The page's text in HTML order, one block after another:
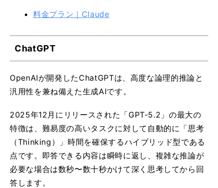
料金プラン｜Claude
ChatGPT
OpenAIが開発したChatGPTは、高度な論理的推論と
汎用性を兼ね備えた生成AIです。
2025年12月にリリースされた「GPT-5.2」の最大の
特徴は、難易度の高いタスクに対して自動的に「思考
（Thinking）」時間を確保するハイブリッド型である
点です。即答できる内容は瞬時に返し、複雑な推論が
必要な場合は数秒〜数十秒かけて深く思考してから回
答します。